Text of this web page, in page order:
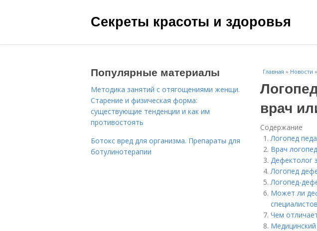
Секреты красоты и здоровья
Главная » Новости »
врач
Содержание
Логопед
Врач
Дефектолог
Логопед
Логопед-
Может ли
специалистов
Чем
Популярные материалы
Методика занятий с отягощениями женщи.
Старение и физическая форма:
существующие тенденции и как им
противостоять
Ботокс вред для организма. Препараты для
ботулинотерапии